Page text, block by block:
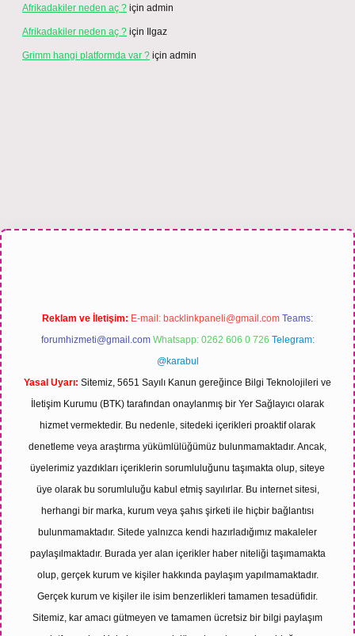
Afrikadakiler neden aç ? için admin
Afrikadakiler neden aç ? için Ilgaz
Grimm hangi platformda var ? için admin
sitesi
Reklam ve İletişim: E-mail: backlinkpaneli@gmail.com Teams:
forumhizmeti@gmail.com Whatsapp: 0262 606 0 726 Telegram:
@karabul
Yasal Uyarı: Sitemiz, 5651 Sayılı Kanun gereğince Bilgi Teknolojileri ve
İletişim Kurumu (BTK) tarafından onaylanmış bir Yer Sağlayıcı olarak
hizmet vermektedir. Bu nedenle, sitedeki içerikleri proaktif olarak
denetleme veya araştırma yükümlülüğümüz bulunmamaktadır. Ancak,
üyelerimiz yazdıkları içeriklerin sorumluluğunu taşımakta olup, siteye
üye olarak bu sorumluluğu kabul etmiş sayılırlar. Bu internet sitesi,
herhangi bir marka, kurum veya şahıs şirketi ile hiçbir bağlantısı
bulunmamaktadır. Sitede yalnızca kendi hazırladığımız makaleler
paylaşılmaktadır. Burada yer alan içerikler haber niteliği taşımamakta
olup, gerçek kurum ve kişiler hakkında paylaşım yapılmamaktadır.
Gerçek kurum ve kişiler ile isim benzerlikleri tamamen tesadüfidir.
Sitemiz, kar amacı gütmeyen ve tamamen ücretsiz bir bilgi paylaşım